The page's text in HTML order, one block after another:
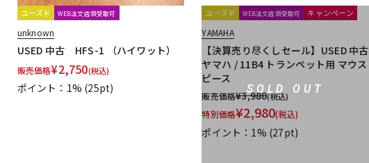
ユーズド WEB注文店頭受取可
unknown
USED 中古 HFS-1 （ハイワット）
販売価格¥2,750(税込)
ポイント：1% (25pt) SOLD OUT
ユーズド WEB注文店頭受取可 キャンペーン
YAMAHA
【決算売り尽くしセール】USED 中古
ヤマハ / 11B4 トランペット用 マウス
ピース
販売価格¥3,980(税込)
特別価格¥2,980(税込)
ポイント：1% (27pt)